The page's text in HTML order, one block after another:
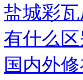
盐城彩
有什么区
国内外